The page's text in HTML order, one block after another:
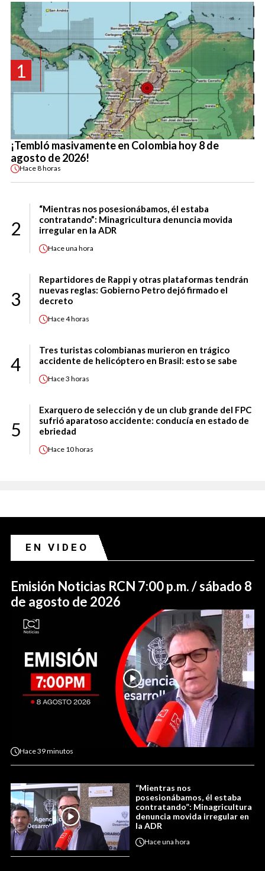
1
¡Tembló masivamente en Colombia hoy 8 de
agosto de 2026!
Hace8 horas
2
“Mientras nos posesionábamos, él estaba
contratando”: Minagricultura denuncia movida
irregular en la ADR
Haceuna hora
3
Repartidores de Rappi y otras plataformas tendrán
nuevas reglas: Gobierno Petro dejó firmado el
decreto
Hace4 horas
4
Tres turistas colombianas murieron en trágico
accidente de helicóptero en Brasil: esto se sabe
Hace3 horas
5
Exarquero de selección y de un club grande del FPC
sufrió aparatoso accidente: conducía en estado de
ebriedad
Hace 10 horas
EN VIDEO
Emisión Noticias RCN 7:00 p.m. / sábado 8
de agosto de 2026
Hace39 minutos
“Mientras nos
posesionábamos, él estaba
contratando”: Minagricultura
denuncia movida irregular en
la ADR
Haceuna hora